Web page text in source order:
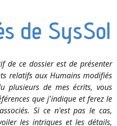
de SysSol
de ce dossier est de présenter
relatifs aux Humains modifiés
plusieurs de mes écrits, vous
que j'indique et ferez le
Si ce n'est pas le cas,
les intrigues et les détails,